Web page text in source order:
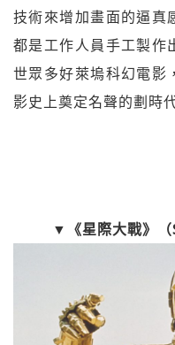
技術來增加畫面的逼真
都是工作人員手工製作
世眾多好萊塢科幻電影
影史上奠定名聲的劃時
▼《星際大戰》